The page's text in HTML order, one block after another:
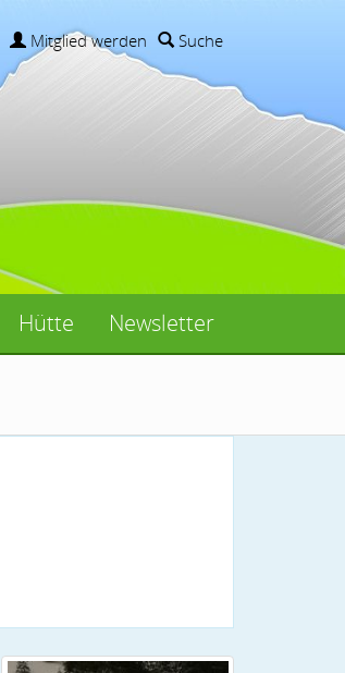
Mitglied werden
Suche
Hütte Newsletter